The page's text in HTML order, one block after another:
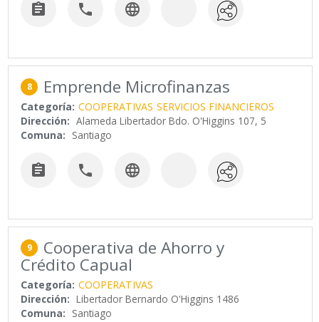
  
8 Emprende Microfinanzas
Categoría: COOPERATIVAS SERVICIOS FINANCIEROS
Dirección: Alameda Libertador Bdo. O'Higgins 107, 5
Comuna: Santiago
  
9 Cooperativa de Ahorro y
Crédito Capual
Categoría: COOPERATIVAS
Dirección: Libertador Bernardo O'Higgins 1486
Comuna: Santiago